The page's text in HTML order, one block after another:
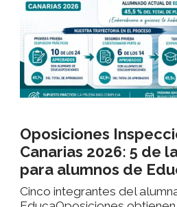
Oposiciones
Canarias 2026: 5 de
para alumnos de
Cinco integrantes del